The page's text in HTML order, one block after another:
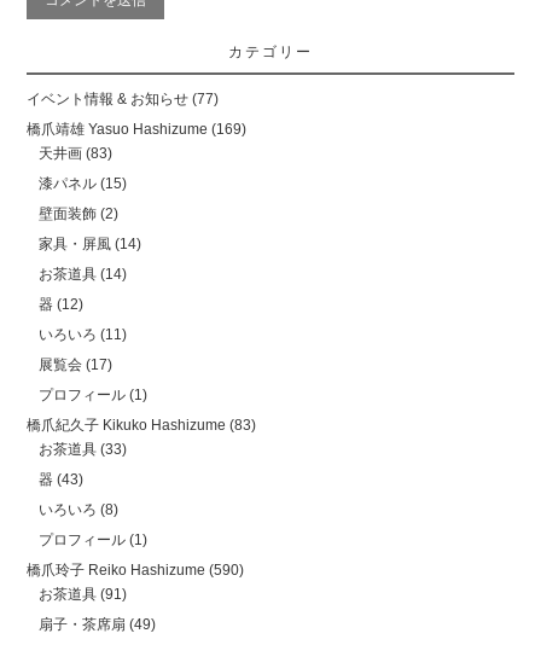
カテゴリー
イベント情報 & お知らせ (77)
橋爪靖雄 Yasuo Hashizume (169)
天井画 (83)
漆パネル (15)
壁面装飾 (2)
家具・屏風 (14)
お茶道具 (14)
器 (12)
いろいろ (11)
展覧会 (17)
プロフィール (1)
橋爪紀久子 Kikuko Hashizume (83)
お茶道具 (33)
器 (43)
いろいろ (8)
プロフィール (1)
橋爪玲子 Reiko Hashizume (590)
お茶道具 (91)
扇子・茶席扇 (49)